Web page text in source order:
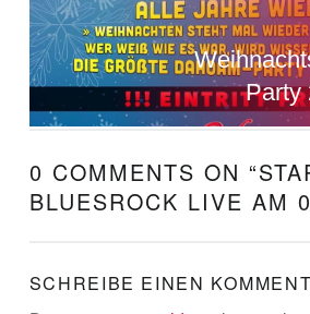
Party
0 COMMENTS ON “
BLUESROCK LIVE AM
SCHREIBE EINEN